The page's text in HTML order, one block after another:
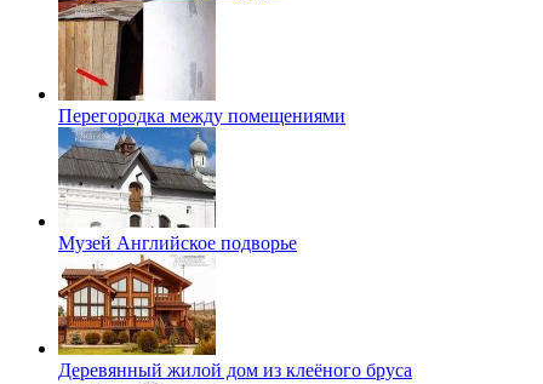
Перегородка между помещениями
Музей Английское подворье
Деревянный жилой дом из клеёного бруса